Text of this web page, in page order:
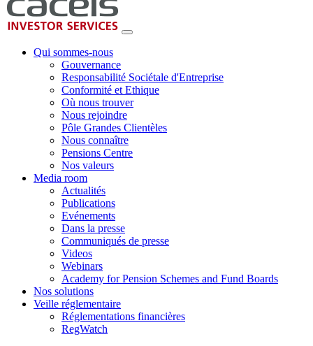
Qui sommes-nous
Gouvernance
Responsabilité Sociétale d'Entreprise
Conformité et Ethique
Où nous trouver
Nous rejoindre
Pôle Grandes Clientèles
Nous connaître
Pensions Centre
Nos valeurs
Media room
Actualités
Publications
Evénements
Dans la presse
Communiqués de presse
Videos
Webinars
Academy for Pension Schemes and Fund Boards
Nos solutions
Veille réglementaire
Réglementations financières
RegWatch